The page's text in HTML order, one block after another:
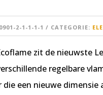
2-1-1-1-1 CATEGORIE:
zit de nieuwste
regelbare
een nieuwe dimensie